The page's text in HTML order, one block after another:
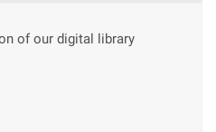
of our digital library